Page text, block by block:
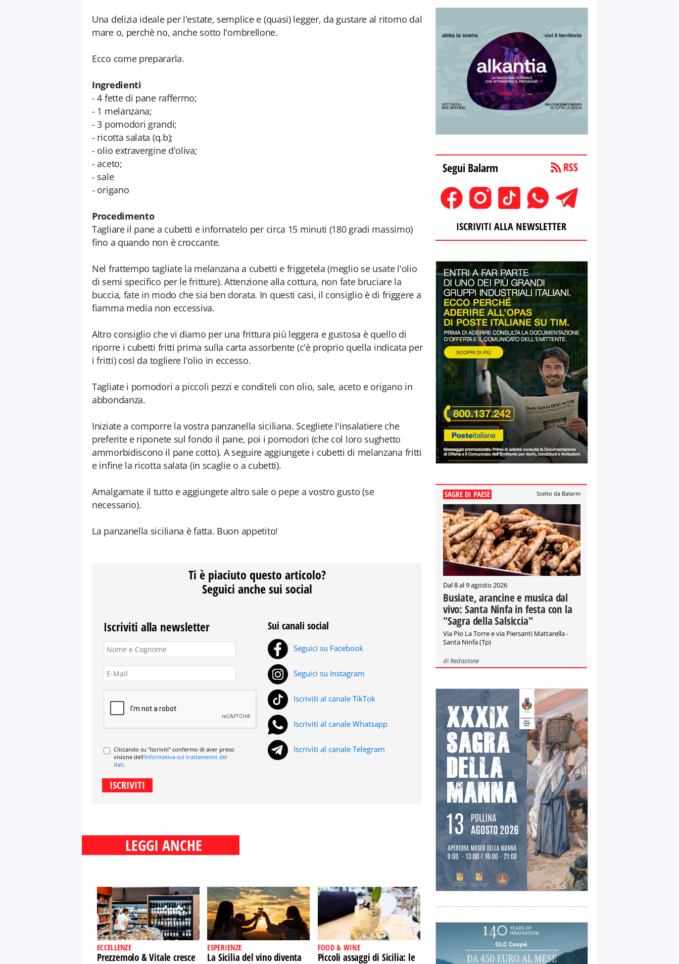
Una delizia ideale per l'estate, semplice e (quasi) legger, da gustare al ritorno dal
mare o, perchè no, anche sotto l'ombrellone.
Ecco come prepararla.
Ingredienti
- 4 fette di pane raffermo;
- 1 melanzana;
- 3 pomodori grandi;
- ricotta salata (q.b);
- olio extravergine d'oliva;
- aceto;
- sale
- origano
Procedimento
Tagliare il pane a cubetti e infornatelo per circa 15 minuti (180 gradi massimo)
fino a quando non è croccante.
Nel frattempo tagliate la melanzana a cubetti e friggetela (meglio se usate l'olio
di semi specifico per le fritture). Attenzione alla cottura, non fate bruciare la
buccia, fate in modo che sia ben dorata. In questi casi, il consiglio è di friggere a
fiamma media non eccessiva.
Altro consiglio che vi diamo per una frittura più leggera e gustosa è quello di
riporre i cubetti fritti prima sulla carta assorbente (c'è proprio quella indicata per
i fritti) così da togliere l'olio in eccesso.
Tagliate i pomodori a piccoli pezzi e conditeli con olio, sale, aceto e origano in
abbondanza.
Iniziate a comporre la vostra panzanella siciliana. Scegliete l'insalatiere che
preferite e riponete sul fondo il pane, poi i pomodori (che col loro sughetto
ammorbidiscono il pane cotto). A seguire aggiungete i cubetti di melanzana fritti
e infine la ricotta salata (in scaglie o a cubetti).
Amalgamate il tutto e aggiungete altro sale o pepe a vostro gusto (se
necessario).
La panzanella siciliana è fatta. Buon appetito!
Ti è piaciuto questo articolo?
Seguici anche sui social
Iscriviti alla newsletter
Cliccando su "Iscriviti" confermo di aver preso
visione dell'informativa sul trattamento dei
dati.
Sui canali social
Seguici su Facebook
Seguici su Instagram
Iscriviti al canale TikTok
Iscriviti al canale Whatsapp
Iscriviti al canale Telegram
LEGGI ANCHE
ECCELLENZE
Prezzemolo & Vitale cresce
ESPERIENZE
La Sicilia del vino diventa
FOOD & WINE
Piccoli assaggi di Sicilia: le
Segui Balarm
ISCRIVITI ALLA NEWSLETTER
SAGRE DI PAESE Scelto da Balarm
Dal 8 al 9 agosto 2026
Busiate, arancine e musica dal
vivo: Santa Ninfa in festa con la
"Sagra della Salsiccia"
Via Pio La Torre e via Piersanti Mattarella -
Santa Ninfa (Tp)
diRedazione